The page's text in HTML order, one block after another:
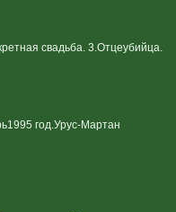
свадьба. 3.Отцеубийца.
год.Урус-Мартан